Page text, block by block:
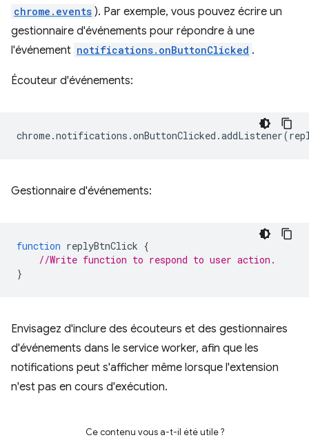
chrome.events ). Par exemple, vous pouvez écrire un
gestionnaire d'événements pour répondre à une
l'événement notifications.onButtonClicked .
Écouteur d'événements:
chrome.notifications .onButtonClicked .addListener(
Gestionnaire d'événements:
function replyBtnClick {
//Write function to respond to user action.
}
Envisagez d'inclure des écouteurs et des gestionnaires
d'événements dans le service worker, afin que les
notifications peut s'afficher même lorsque l'extension
n'est pas en cours d'exécution.
Ce contenu vous a-t-il été utile ?